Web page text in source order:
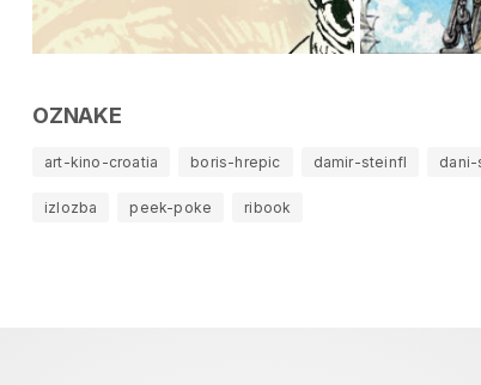
OZNAKE
art-kino-croatia boris-hrepic damir-steinfl
izlozba peek-poke ribook